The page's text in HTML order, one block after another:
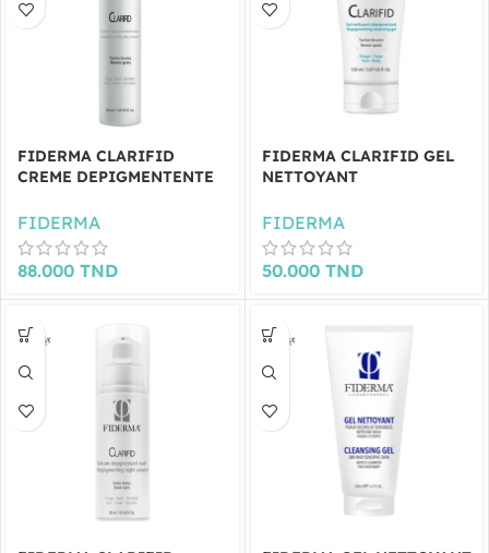
FIDERMA CLARIFID
CREME DEPIGMENTENTE
FIDERMA
88.000 TND
FIDERMA CLARIFID GEL
NETTOYANT
FIDERMA
50.000 TND